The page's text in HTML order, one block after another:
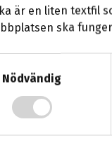
är en liten textfil
ska
Nödvändig
Både medlemmar
Är du intresserad